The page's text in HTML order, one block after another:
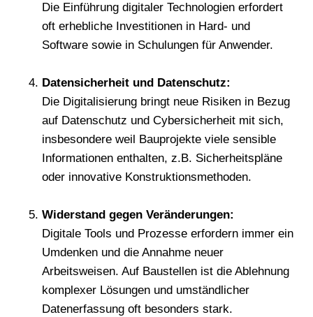
Die Einführung digitaler Technologien erfordert
oft erhebliche Investitionen in Hard- und
Software sowie in Schulungen für Anwender.
Datensicherheit und Datenschutz:
Die Digitalisierung bringt neue Risiken in Bezug
auf Datenschutz und Cybersicherheit mit sich,
insbesondere weil Bauprojekte viele sensible
Informationen enthalten, z.B. Sicherheitspläne
oder innovative Konstruktionsmethoden.
Widerstand gegen Veränderungen:
Digitale Tools und Prozesse erfordern immer ein
Umdenken und die Annahme neuer
Arbeitsweisen. Auf Baustellen ist die Ablehnung
komplexer Lösungen und umständlicher
Datenerfassung oft besonders stark.